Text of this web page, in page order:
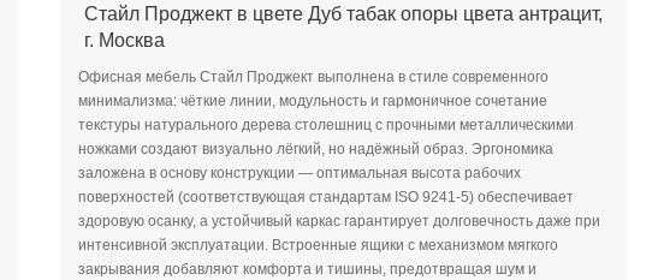
Стайл Проджект в цвете Дуб табак опоры цвета антрацит,
г. Москва
Офисная мебель Стайл Проджект выполнена в стиле современного
минимализма: чёткие линии, модульность и гармоничное сочетание
текстуры натурального дерева столешниц с прочными металлическими
ножками создают визуально лёгкий, но надёжный образ. Эргономика
заложена в основу конструкции — оптимальная высота рабочих
поверхностей (соответствующая стандартам ISO 9241-5) обеспечивает
здоровую осанку, а устойчивый каркас гарантирует долговечность даже при
интенсивной эксплуатации. Встроенные ящики с механизмом мягкого
закрывания добавляют комфорта и тишины, предотвращая шум и